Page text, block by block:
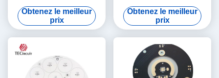
les catégories suivantes:
Obtenez le meilleur
prix
Obtenez le meilleur
prix